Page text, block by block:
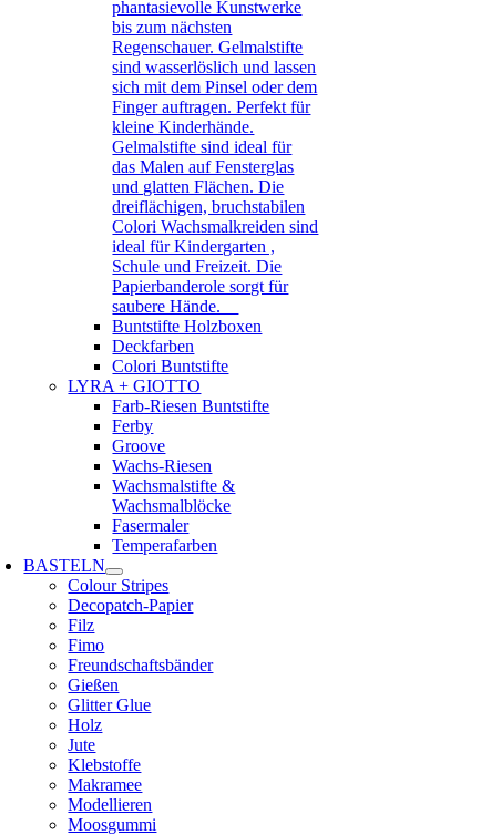
phantasievolle Kunstwerke
bis zum nächsten
Regenschauer. Gelmalstifte
sind wasserlöslich und lassen
sich mit dem Pinsel oder dem
Finger auftragen. Perfekt für
kleine Kinderhände.
Gelmalstifte sind ideal für
das Malen auf Fensterglas
und glatten Flächen. Die
dreiflächigen, bruchstabilen
Colori Wachsmalkreiden sind
ideal für Kindergarten ,
Schule und Freizeit. Die
Papierbanderole sorgt für
saubere Hände.
Buntstifte Holzboxen
Deckfarben
Colori Buntstifte
LYRA + GIOTTO
Farb-Riesen Buntstifte
Ferby
Groove
Wachs-Riesen
Wachsmalstifte &
Wachsmalblöcke
Fasermaler
Temperafarben
BASTELN
Colour Stripes
Decopatch-Papier
Filz
Fimo
Freundschaftsbänder
Gießen
Glitter Glue
Holz
Jute
Klebstoffe
Makramee
Modellieren
Moosgummi